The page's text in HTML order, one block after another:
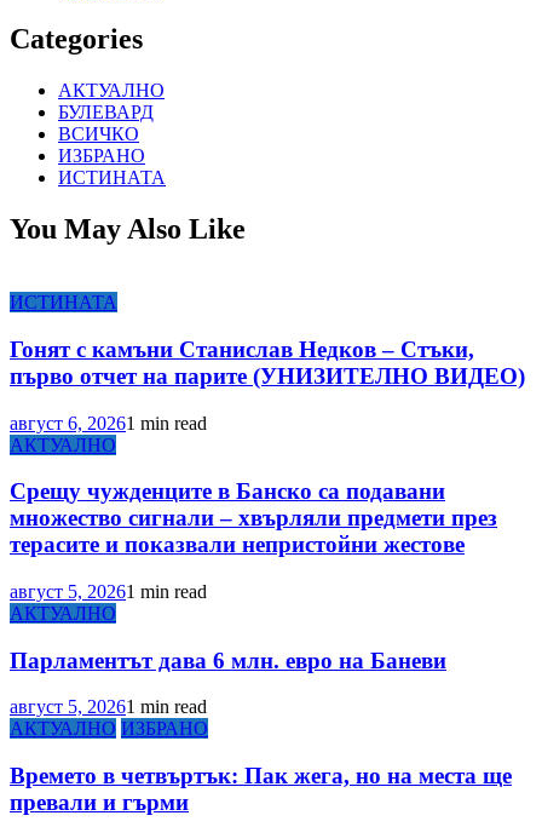
Categories
АКТУАЛНО
БУЛЕВАРД
ВСИЧКО
ИЗБРАНО
ИСТИНАТА
You May Also Like
ИСТИНАТА
Гонят с камъни Станислав Недков – Стъки,
първо отчет на парите (УНИЗИТЕЛНО ВИДЕО)
август 6, 20261 min read
АКТУАЛНО
Срещу чужденците в Банско са подавани
множество сигнали – хвърляли предмети през
терасите и показвали непристойни жестове
август 5, 20261 min read
АКТУАЛНО
Парламентът дава 6 млн. евро на Баневи
август 5, 20261 min read
АКТУАЛНО ИЗБРАНО
Времето в четвъртък: Пак жега, но на места ще
превали и гърми